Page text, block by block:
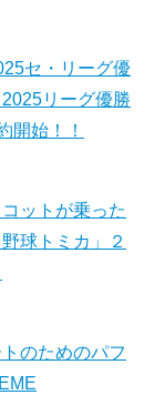
セ・リーグ優
リーグ優勝
開始！！
ットが乗った
球トミカ」２
のためのパフ